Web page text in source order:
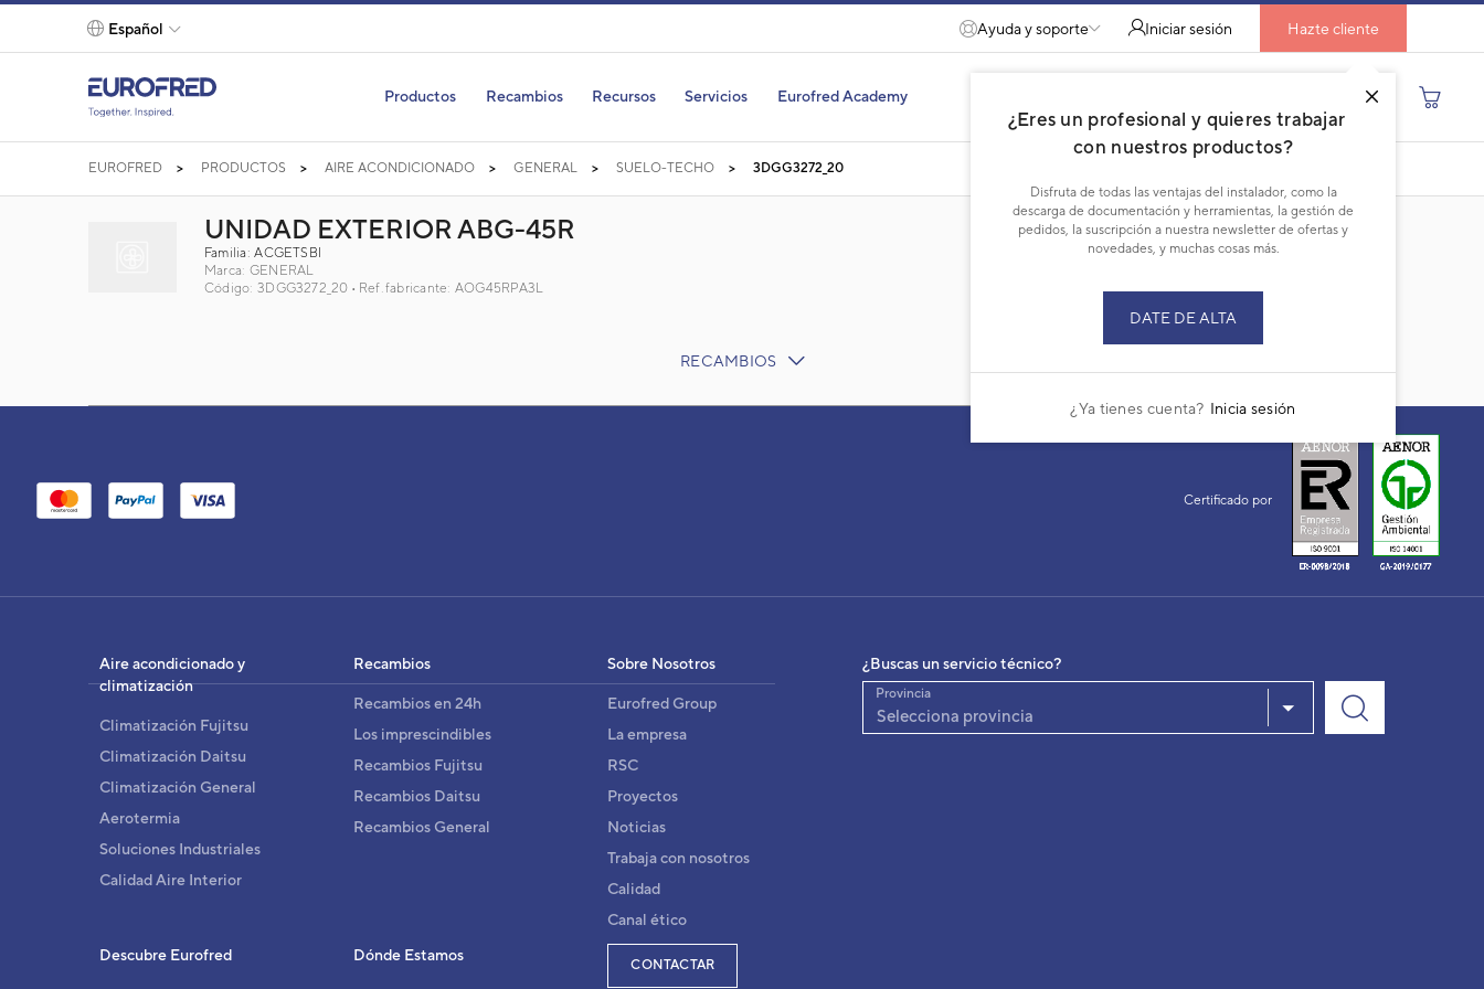
text.skipToContent
text.skipToNavigation
Español
Ayuda y soporte Iniciar sesión
¿Eres un profesional y quieres trabajar
con nuestros productos?
Disfruta de todas las ventajas del instalador, como la
descarga de documentación y herramientas, la gestión de
pedidos, la suscripción a nuestra newsletter de ofertas y
novedades, y muchas cosas más.
DATE DE ALTA
¿Ya tienes cuenta? Inicia sesión
Hazte cliente
Productos Recambios Recursos Servicios Eurofred Academy
EUROFRED PRODUCTOS AIRE ACONDICIONADO GENERAL SUELO-TECHO 3DGG3272_20
UNIDAD EXTERIOR ABG-45R
Familia: ACGETSBI
Marca: GENERAL
Código: 3DGG3272_20
Ref. fabricante: AOG45RPA3L
RECAMBIOS
UNIDAD EXTERIOR ABG-45R
8432884438952
Ref. fabricante:AOG45RPA3L
Certificado por
Aire acondicionado y
climatización
Climatización Fujitsu
Climatización Daitsu
Climatización General
Aerotermia
Soluciones Industriales
Calidad Aire Interior
Recambios
Recambios en 24h
Los imprescindibles
Recambios Fujitsu
Recambios Daitsu
Recambios General
Sobre Nosotros
Eurofred Group
La empresa
RSC
Proyectos
Noticias
Trabaja con nosotros
Calidad
Canal ético
Descubre Eurofred
Dónde Estamos
CONTACTAR
¿Buscas un servicio técnico?
Selecciona provincia
Provincia